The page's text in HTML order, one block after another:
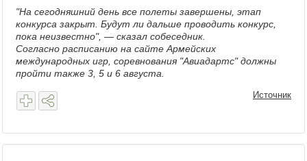
"На сегодняшний день все полеты завершены, этап
конкурса закрыт. Будут ли дальше проводить конкурс,
пока неизвестно", — сказал собеседник.
Согласно расписанию на сайте Армейских
международных игр, соревнования "Авиадартс" должны
пройти также 3, 5 и 6 августа.
Источник